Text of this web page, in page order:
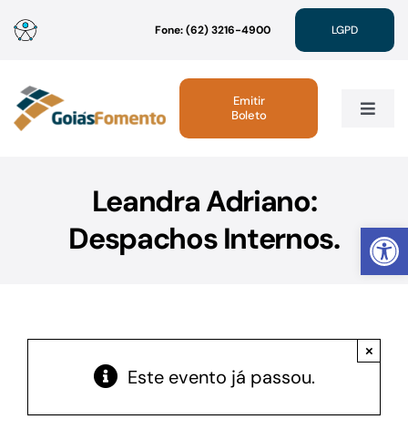
Abrir
para
conteúdo
Fone: (62) 3216-4900 LGPD
Toggle
Linhas de Crédito
Acesso à Informação
Emitir
Boleto
Leandra Adriano:
Despachos Internos.
Este evento já passou.
×